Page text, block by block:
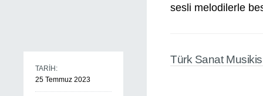
sesli melodilerle
TARİH:
25 Temmuz 2023
Türk Sanat